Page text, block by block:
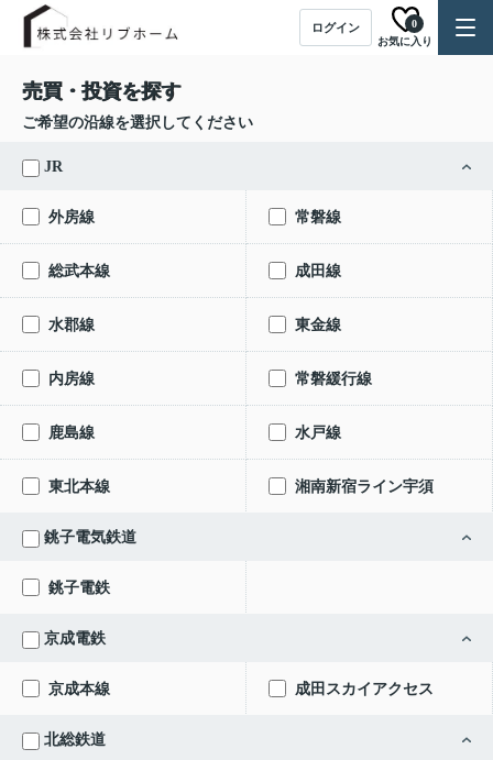
ログイン
お気に入り
0
売買・投資を探す
ご希望の沿線を選択してください
JR
外房線 常磐線
総武本線 成田線
水郡線 東金線
内房線 常磐緩行線
鹿島線 水戸線
東北本線 湘南新宿ライン宇須
銚子電気鉄道
銚子電鉄
京成電鉄
京成本線 成田スカイアクセス
北総鉄道